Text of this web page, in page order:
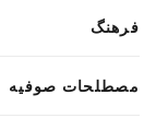
فرهنگ
مصطلحات صوفیه